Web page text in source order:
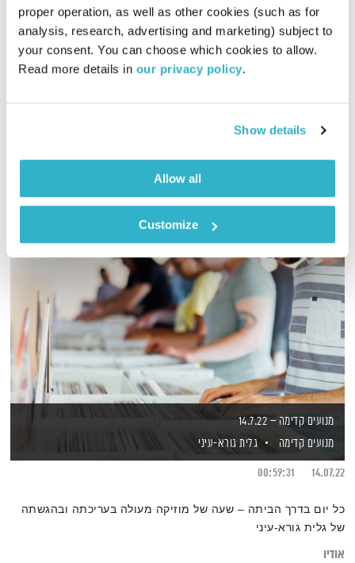
proper operation, as well as other cookies (such as for
analysis, research, advertising and marketing) subject to
your consent. You can choose which cookies to allow.
Read more details in our privacy policy.
Show details
Allow all
Customize
התעוררות – 24.10.19
התעוררות
גליה גלעדי
מנועים קדימה – 14.7.22
מנועים קדימה
גלית גורא-עיני
14.07.22
00:59:31
כל יום בדרך הביתה – שעה של מוזיקה מעולה בעריכתה ובהגשתה
של גלית גורא-עיני
אודיו